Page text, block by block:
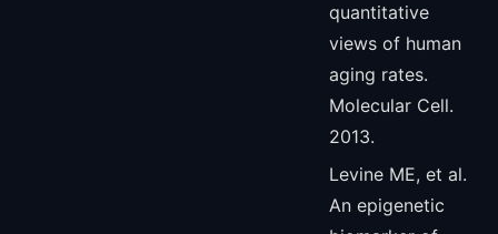
quantitative
views of human
aging rates.
Molecular Cell.
2013.
Levine ME, et al.
An epigenetic